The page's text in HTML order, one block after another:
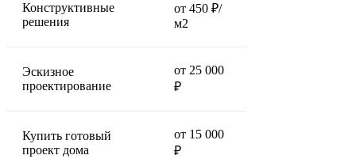
Конструктивные
решения
от 450 ₽/
м2
Эскизное
проектирование
от 25 000
₽
Купить готовый
проект дома
от 15 000
₽